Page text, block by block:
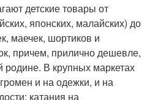
детские товары от
японских, малайских) до
маечек, шортиков и
причем, прилично дешевле,
В крупных маркетах
и на одежки, и на
катания на